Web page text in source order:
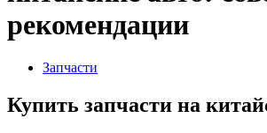
рекомендации
Запчасти
Купить запчасти на